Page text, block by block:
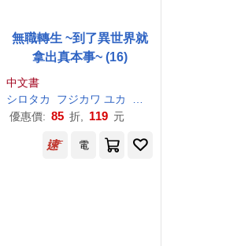
無職轉生 ~到了異世界就
拿出真本事~ (16)
中文書
シロタカ
フジカワ ユカ
優惠價: 85 折, 119 元
電